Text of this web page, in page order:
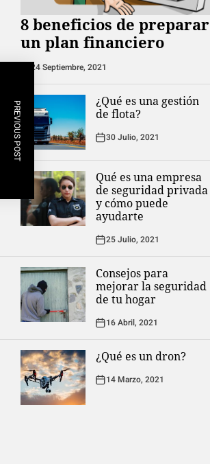
8 beneficios de preparar
un plan financiero
24 Septiembre, 2021
¿Qué es una gestión
de flota?
30 Julio, 2021
Qué es una empresa
de seguridad privada
y cómo puede
ayudarte
25 Julio, 2021
Consejos para
mejorar la seguridad
de tu hogar
16 Abril, 2021
¿Qué es un dron?
14 Marzo, 2021
PREVIOUS POST